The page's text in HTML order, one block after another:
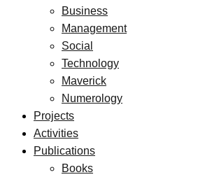
Business
Management
Social
Technology
Maverick
Numerology
Projects
Activities
Publications
Books